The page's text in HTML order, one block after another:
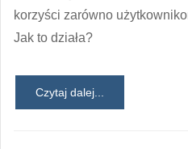
korzyści zarówno
Jak to działa?
Czytaj dalej...